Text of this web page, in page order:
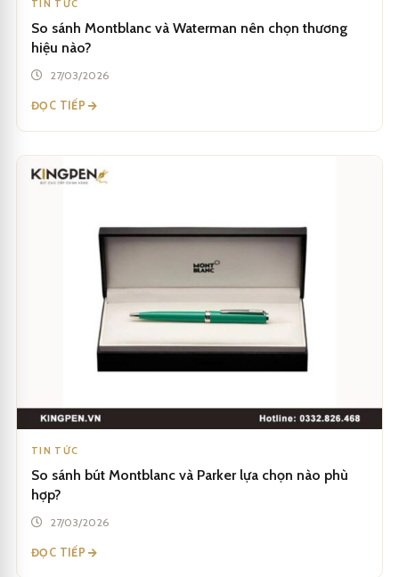
TIN TỨC
So sánh Montblanc và Waterman nên chọn thương
hiệu nào?
27/03/2026
ĐỌC TIẾP
TIN TỨC
So sánh bút Montblanc và Parker lựa chọn nào phù
hợp?
27/03/2026
ĐỌC TIẾP